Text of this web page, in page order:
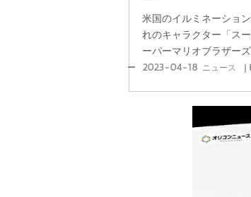
米国のイルミネーショ
れのキャラクター「ス
ーパーマリオブラザー
2023-04-18 ニュース